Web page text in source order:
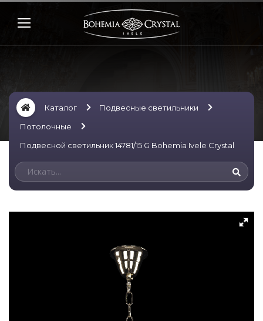
Каталог
Подвесные светильники
Потолочные
Подвесной светильник 14781/15 G Bohemia Ivele Crystal